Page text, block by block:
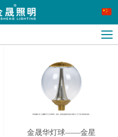
金晟华灯球——金星